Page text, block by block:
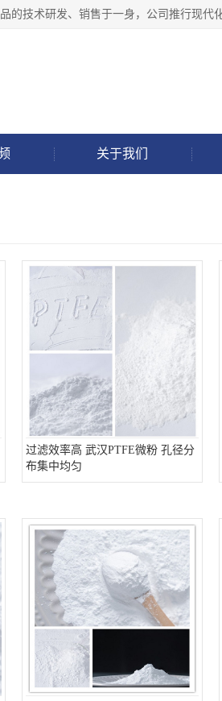
关于我们
过滤效率高 武汉PTFE微粉 孔径分
布集中均匀